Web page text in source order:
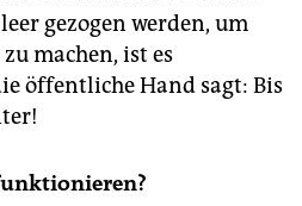
gezogen werden, um
machen, ist es
öffentliche Hand sagt: Bis